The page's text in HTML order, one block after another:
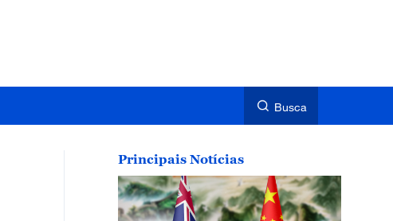
Busca
Principais Notícias